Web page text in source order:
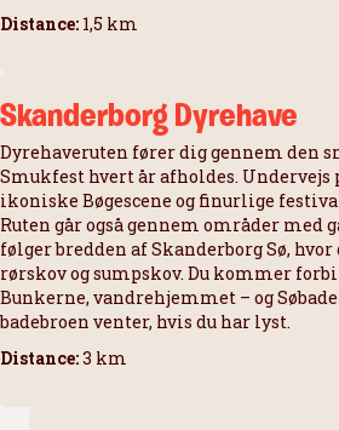
Distance: 1,5 km
Skanderborg Dyrehave
Dyrehaveruten fører dig gennem den
Smukfest hvert år afholdes. Undervejs
ikoniske Bøgescene og finurlige
Ruten går også gennem områder med
følger bredden af Skanderborg Sø,
rørskov og sumpskov. Du kommer
Bunkerne, vandrehjemmet – og
badebroen venter, hvis du har lyst.
Distance:3 km